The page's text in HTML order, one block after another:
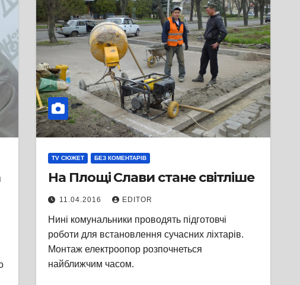
TV СЮЖЕТ БЕЗ КОМЕНТАРІВ
На Площі Слави стане світліше
11.04.2016 EDITOR
Нині комунальники проводять підготовчі
роботи для встановлення сучасних ліхтарів.
Монтаж електроопор розпочнеться
найближчим часом.